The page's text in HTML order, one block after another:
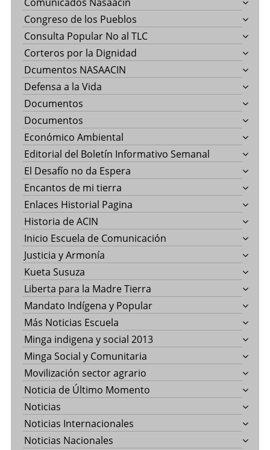
Congreso de los Pueblos
Consulta Popular No al TLC
Corteros por la Dignidad
Dcumentos NASAACIN
Defensa a la Vida
Documentos
Documentos
Económico Ambiental
Editorial del Boletín Informativo Semanal
El Desafío no da Espera
Encantos de mi tierra
Enlaces Historial Pagina
Historia de ACIN
Inicio Escuela de Comunicación
Justicia y Armonía
Kueta Susuza
Liberta para la Madre Tierra
Mandato Indígena y Popular
Más Noticias Escuela
Minga indigena y social 2013
Minga Social y Comunitaria
Movilización sector agrario
Noticia de Último Momento
Noticias
Noticias Internacionales
Noticias Nacionales